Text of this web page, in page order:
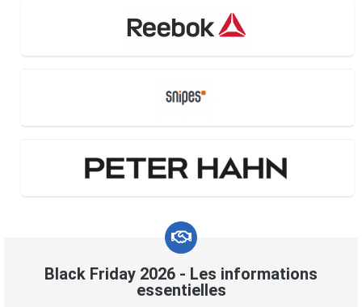
Black Friday 2026 - Les informations
essentielles